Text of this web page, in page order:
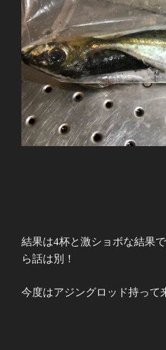
結果は4杯と激ショボな結果
ら話は別！
今度はアジングロッド持って